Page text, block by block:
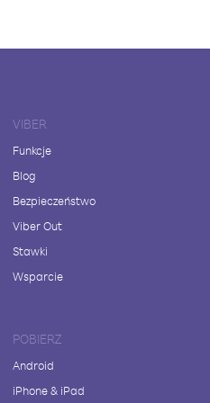
VIBER
Funkcje
Blog
Bezpieczeństwo
Viber Out
Stawki
Wsparcie
POBIERZ
Android
iPhone & iPad